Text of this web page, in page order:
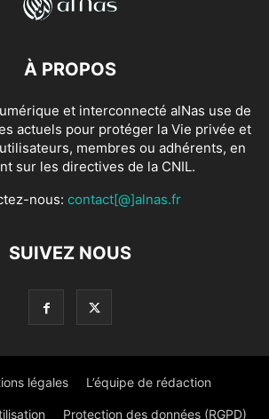
À PROPOS
et interconnecté alNas use de
actuels pour protéger la Vie privée et
membres ou adhérents, en
sur les directives de la CNIL.
nous: contact[@]alnas.fr
SUIVEZ NOUS
légales L’équipe de rédaction
Protection des données (RGPD)